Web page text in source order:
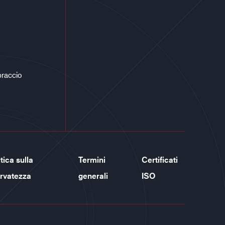
sulla
Termini
generali
Certificati
ISO